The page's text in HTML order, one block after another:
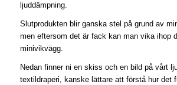
ljuddämpning.
Slutprodukten blir ganska stel på grund av
men eftersom det är fack kan man vika ihop
minivikvägg.
Nedan finner ni en skiss och en bild på vårt
textildraperi, kanske lättare att förstå hur det